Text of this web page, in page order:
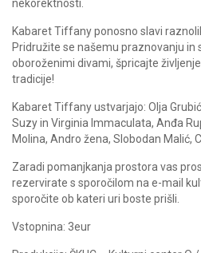
nekorektnosti.
Kabaret Tiffany ponosno slavi
Pridružite se našemu praznovanju in
oboroženimi divami, špricajte
tradicije!
Kabaret Tiffany ustvarjajo: Olja
Suzy in Virginia Immaculata, Anđa
Molina, Andro žena, Slobodan Malić,
Zaradi pomanjkanja prostora vas
rezervirate s sporočilom na e-mail
sporočite ob kateri uri boste prišli.
Vstopnina: 3eur